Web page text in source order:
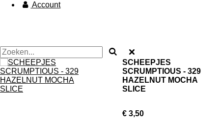
Account
SCHEEPJES
SCRUMPTIOUS - 329
HAZELNUT MOCHA
SLICE
€ 3,50